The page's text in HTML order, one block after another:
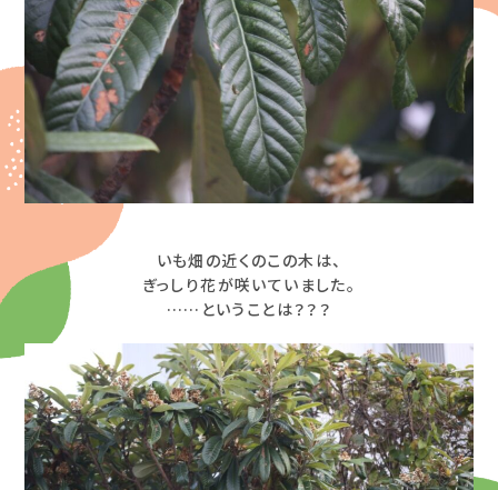
いも畑の近くのこの木は、
ぎっしり花が咲いていました。
……ということは？？？